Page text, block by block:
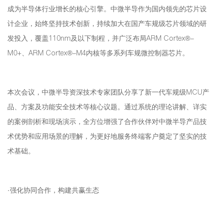
成为半导体行业增长的核心引擎。中微半导作为国内领先的芯片设
计企业，始终坚持技术创新，持续加大在国产车规级芯片领域的研
发投入，覆盖110nm及以下制程，并广泛布局ARM Cortex®-
M0+、ARM Cortex®-M4内核等多系列车规微控制器芯片。
本次会议，中微半导资深技术专家团队分享了新一代车规级MCU产
品、方案及功能安全技术等核心议题。通过系统的理论讲解、详实
的案例剖析和现场演示，全方位增强了合作伙伴对中微半导产品技
术优势和应用场景的理解，为更好地服务终端客户奠定了坚实的技
术基础。
·强化协同合作，构建共赢生态